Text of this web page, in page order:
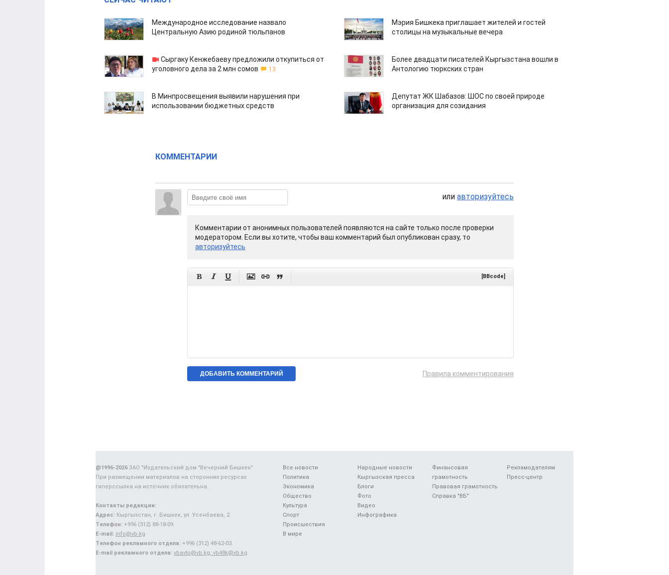
Международное исследование назвало
Центральную Азию родиной тюльпанов
Мэрия Бишкека приглашает жителей и гостей
столицы на музыкальные вечера
Сыргаку Кенжебаеву предложили откупиться от
уголовного дела за 2 млн сомов
13
Более двадцати писателей Кыргызстана вошли в
Антологию тюркских стран
В Минпросвещения выявили нарушения при
использовании бюджетных средств
Депутат ЖК Шабазов: ШОС по своей природе
организация для созидания
КОММЕНТАРИИ
или авторизуйтесь
Комментарии от анонимных пользователей появляются на сайте только после проверки
модератором. Если вы хотите, чтобы ваш комментарий был опубликован сразу, то
авторизуйтесь
      [BBcode]
Правила комментирования
Все новости
Политика
Экономика
Общество
Культура
Спорт
Происшествия
В мире
Народные новости
Кыргызская пресса
Блоги
Фото
Видео
Инфографика
Финансовая
грамотность
Правовая грамотность
Справка "ВБ"
Рекламодателям
Пресс-центр
@1996-2026ЗАО "Издательский дом "Вечерний Бишкек"
При размещении материалов на сторонних ресурсах
гиперссылка на источник обязательна.
Контакты редакции:
Адрес: Кыргызстан, г. Бишкек, ул. Усенбаева, 2.
Телефон: +996 (312) 88-18-09.
E-mail: info@vb.kg
Телефон рекламного отдела: +996 (312) 48-62-03.
E-mail рекламного отдела: vbavto@vb.kg, vb48k@vb.kg